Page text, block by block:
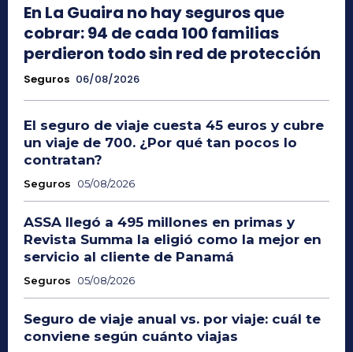
En La Guaira no hay seguros que
cobrar: 94 de cada 100 familias
perdieron todo sin red de protección
Seguros 06/08/2026
El seguro de viaje cuesta 45 euros y cubre
un viaje de 700. ¿Por qué tan pocos lo
contratan?
Seguros 05/08/2026
ASSA llegó a 495 millones en primas y
Revista Summa la eligió como la mejor en
servicio al cliente de Panamá
Seguros 05/08/2026
Seguro de viaje anual vs. por viaje: cuál te
conviene según cuánto viajas